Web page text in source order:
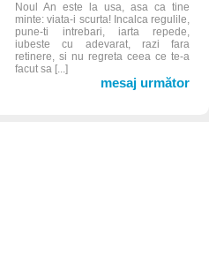
Noul An este la usa, asa ca tine
minte: viata-i scurta! Incalca regulile,
pune-ti intrebari, iarta repede,
iubeste cu adevarat, razi fara
retinere, si nu regreta ceea ce te-a
facut sa [...]
mesaj următor